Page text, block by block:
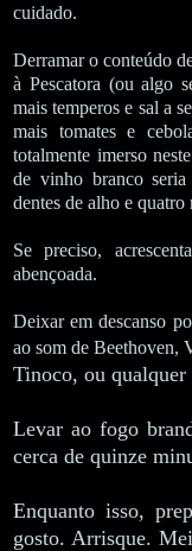
cuidado.
Derramar o conteúdo
à Pescatora (ou algo
mais temperos e sal a
mais tomates e
totalmente imerso
de vinho branco
dentes de alho e quatro
Se preciso,
abençoada.
Deixar em descanso
ao som de Beethoven,
Tinoco, ou qualquer
Levar ao fogo
cerca de quinze
Enquanto isso,
gosto. Arrisque.